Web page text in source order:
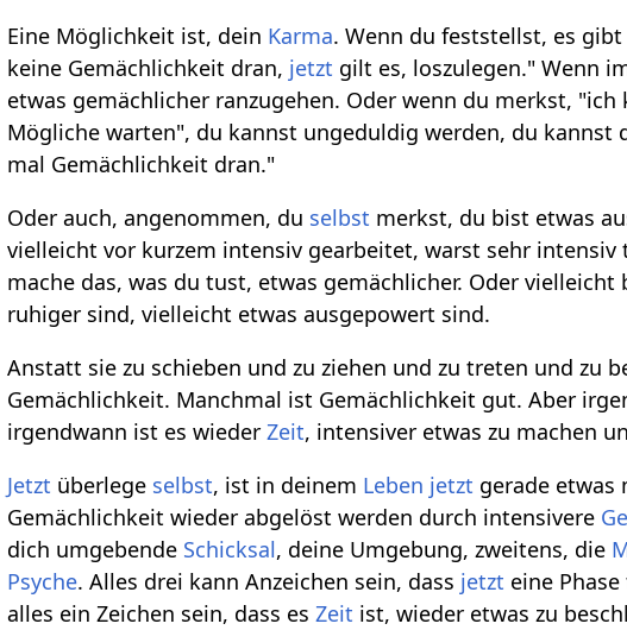
Eine Möglichkeit ist, dein Karma. Wenn du feststellst, es
keine Gemächlichkeit dran, jetzt gilt es, loszulegen." Wenn
etwas gemächlicher ranzugehen. Oder wenn du merkst, "ich
Mögliche warten", du kannst ungeduldig werden, du kannst
mal Gemächlichkeit dran."
Oder auch, angenommen, du selbst merkst, du bist etwas
vielleicht vor kurzem intensiv gearbeitet, warst sehr intensiv
mache das, was du tust, etwas gemächlicher. Oder vielleicht
ruhiger sind, vielleicht etwas ausgepowert sind.
Anstatt sie zu schieben und zu ziehen und zu treten und zu
Gemächlichkeit. Manchmal ist Gemächlichkeit gut. Aber
irgendwann ist es wiederZeit, intensiver etwas zu machen
Jetzt überlege selbst, ist in deinem Leben jetzt gerade etwas
Gemächlichkeit wieder abgelöst werden durch intensivere
dich umgebende Schicksal, deine Umgebung, zweitens, die
Psyche. Alles drei kann Anzeichen sein, dass jetzt eine
alles ein Zeichen sein, dass esZeit ist, wieder etwas zu